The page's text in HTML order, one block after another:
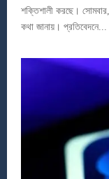
শক্তিশালী করছে।
কথা জানায়। প্রতিবেদনে...